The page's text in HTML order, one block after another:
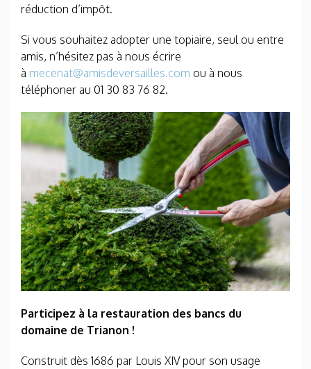
réduction d’impôt.
Si vous souhaitez adopter une topiaire, seul ou entre
amis, n’hésitez pas à nous écrire
à mecenat@amisdeversailles.com ou à nous
téléphoner au 01 30 83 76 82.
Participez à la restauration des bancs du
domaine de Trianon !
Construit dès 1686 par Louis XIV pour son usage